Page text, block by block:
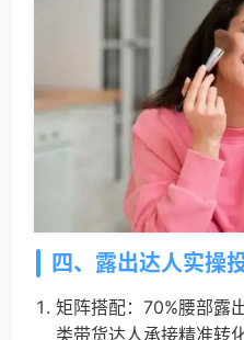
四、露出达人实操
矩阵搭配：70%腰部露
类带货达人承接精准转